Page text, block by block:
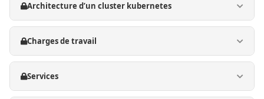
Architecture d’un cluster kubernetes
Charges de travail
Services